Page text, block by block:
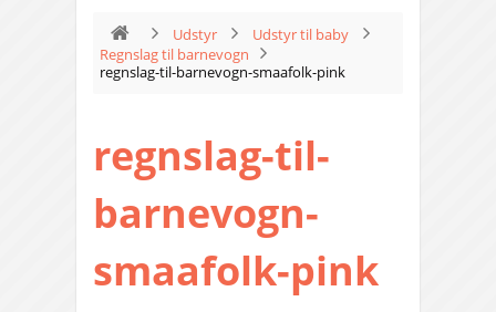
Udstyr
Udstyr til baby
Regnslag til barnevogn
regnslag-til-barnevogn-smaafolk-pink
regnslag-til-
barnevogn-
smaafolk-pink